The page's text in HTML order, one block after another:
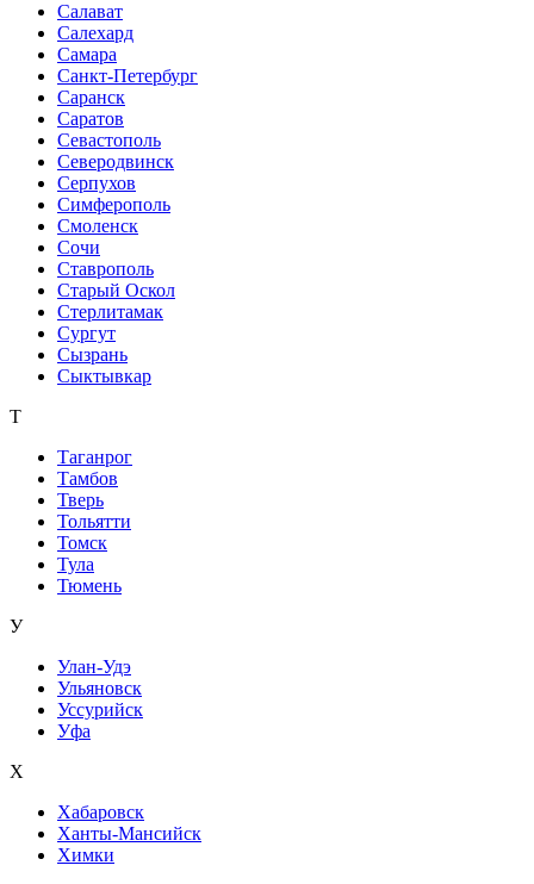
Салават
Салехард
Самара
Санкт-Петербург
Саранск
Саратов
Севастополь
Северодвинск
Серпухов
Симферополь
Смоленск
Сочи
Ставрополь
Старый Оскол
Стерлитамак
Сургут
Сызрань
Сыктывкар
Т
Таганрог
Тамбов
Тверь
Тольятти
Томск
Тула
Тюмень
У
Улан-Удэ
Ульяновск
Уссурийск
Уфа
Х
Хабаровск
Ханты-Мансийск
Химки